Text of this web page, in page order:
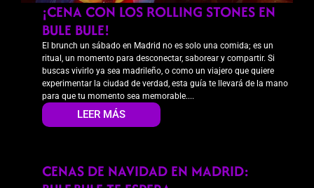
¡CENA CON LOS ROLLING STONES EN
BULE BULE!
El brunch un sábado en Madrid no es solo una comida; es un
ritual, un momento para desconectar, saborear y compartir. Si
buscas vivirlo ya sea madrileño, o como un viajero que quiere
experimentar la ciudad de verdad, esta guía te llevará de la mano
para que tu momento sea memorable....
LEER MÁS
CENAS DE NAVIDAD EN MADRID: